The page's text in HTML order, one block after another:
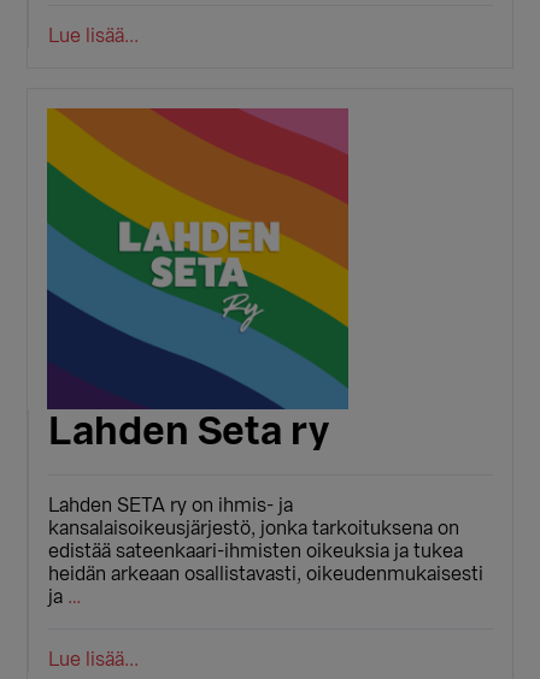
Lue lisää...
Lahden Seta ry
Lahden SETA ry on ihmis- ja
kansalaisoikeusjärjestö, jonka tarkoituksena on
edistää sateenkaari-ihmisten oikeuksia ja tukea
heidän arkeaan osallistavasti, oikeudenmukaisesti
ja …
Lue lisää...